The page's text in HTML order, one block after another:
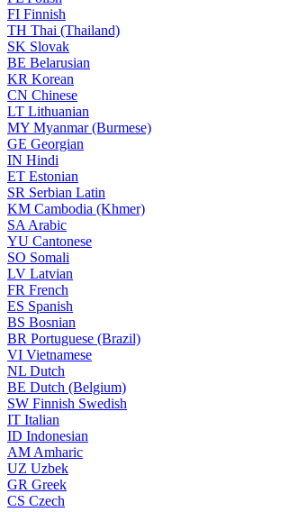
FI Finnish
TH Thai (Thailand)
SK Slovak
BE Belarusian
KR Korean
CN Chinese
LT Lithuanian
MY Myanmar (Burmese)
GE Georgian
IN Hindi
ET Estonian
SR Serbian Latin
KM Cambodia (Khmer)
SA Arabic
YU Cantonese
SO Somali
LV Latvian
FR French
ES Spanish
BS Bosnian
BR Portuguese (Brazil)
VI Vietnamese
NL Dutch
BE Dutch (Belgium)
SW Finnish Swedish
IT Italian
ID Indonesian
AM Amharic
UZ Uzbek
GR Greek
CS Czech